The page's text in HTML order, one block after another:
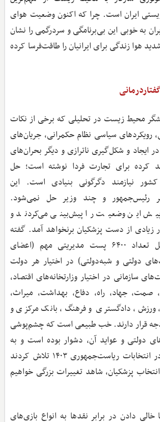
ایران است. چرا که اکنون وضعیت هوای
به خوبی این بی‌برنامگی و سردرگمی را نشان
هوا زندگی برای ایرانیان را طاقت‌فرسا کرده
محیط‌ زیست در تحلیلی که برخی از نکات
رویکردهای سیاسی نظام حکمرانی، جریان‌های
ایجاد و شکل‌گیری ناترازی و دیگر بحران‌های
کرده برای تجارت فردا نوشته است؛ حل
نیازمند دگرگونی بنیادی است. این
رئیس‌جمهور و چند وزیر حل نمی‌شود.
این وضعیت را پیش‌بینی می‌کردند و
زیادی از دست پزشکیان برنخواهد آمد. گفته
می‌شود که حداقل تعداد ۶۴۰۰ پست مدیریتی مهم (اعضای
دولتی و شبه‌دولتی) در اختیار هر دولت
سازمانی در اختیار وزارتخانه‌های اقتصاد،
صمت، جهاد، راه، دفاع، بهداشت، میراث،
ورزش، دادگستری و فرهنگ، بانک مرکزی و
قرار دارند. خب طبیعی است که چشم‌پوشی
دولتی و عواید آن، دشوار بوده است و به
همین سبب نیز، در انتخابات ریاست‌جمهوری ۱۴۰۳ تلاش کردند
پزشکیان، شاهد تغییرات بزرگی خواهیم
خالی دادن در برابر نقدها به انواع بازی‌های